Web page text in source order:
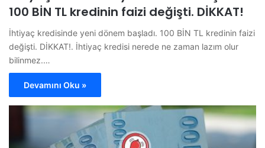
100 BİN TL kredinin faizi değişti. DİKKAT!
İhtiyaç kredisinde yeni dönem başladı. 100 BİN TL kredinin faizi
değişti. DİKKAT!. İhtiyaç kredisi nerede ne zaman lazım olur
bilinmez.…
Devamını Oku »